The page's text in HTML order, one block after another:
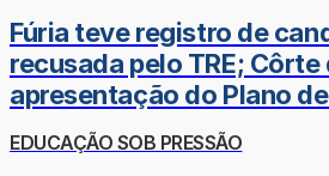
Fúria teve registro de
recusada pelo TRE;
apresentação do Plano
EDUCAÇÃO SOB PRESSÃO